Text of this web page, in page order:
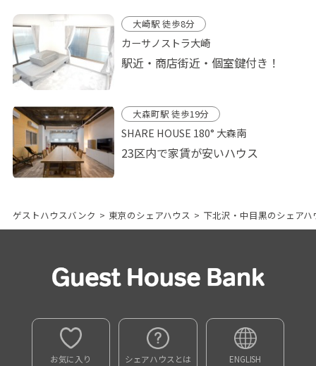
大崎駅 徒歩8分
カーサノストラ大崎
駅近・商店街近・個室鍵付き！
大森町駅 徒歩19分
SHARE HOUSE 180° 大森南
23区内で家賃が安いハウス
ゲストハウスバンク > 東京のシェアハウス > 下北沢・中目黒のシェアハ
お気に入り シェアハウスとは ENGLISH